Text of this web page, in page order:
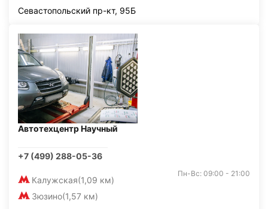
Севастопольский пр-кт, 95Б
Автотехцентр Научный
+7 (499) 288-05-36
Калужская(1,09 км)
Зюзино(1,57 км)
Пн-Вс: 09:00 - 21:00